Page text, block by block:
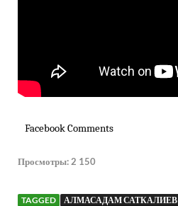
Facebook Comments
Просмотры: 2 150
TAGGED АЛМАСАДАМ САТКАЛИЕВ